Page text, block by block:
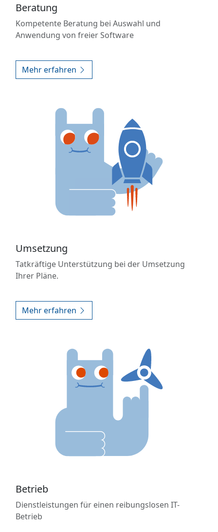
Beratung
Kompetente Beratung bei Auswahl und
Anwendung von freier Software
Mehr erfahren
Umsetzung
Tatkräftige Unterstützung bei der Umsetzung
Ihrer Pläne.
Mehr erfahren
Betrieb
Dienstleistungen für einen reibungslosen IT-
Betrieb